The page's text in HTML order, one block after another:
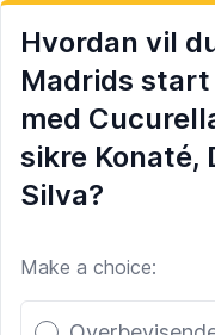
Hvordan vil
Madrids
med
sikre Konaté,
Silva?
Make a choice:
Poll options